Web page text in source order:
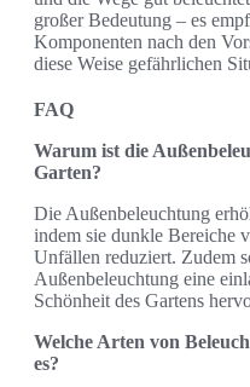
großer Bedeutung – es
Komponenten nach den
diese Weise gefährlichen
FAQ
Warum ist die
Garten?
Die Außenbeleuchtung
indem sie dunkle Bereiche
Unfällen reduziert. Zudem
Außenbeleuchtung eine
Schönheit des Gartens
Welche Arten von
es?